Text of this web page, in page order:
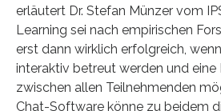
erläutert Dr. Stefan Münzer vom
Learning sei nach empirischen
erst dann wirklich erfolgreich,
interaktiv betreut werden und eine
zwischen allen Teilnehmenden
Chat-Software könne zu beidem